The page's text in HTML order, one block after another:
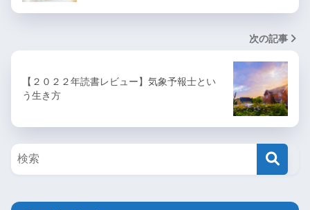
次の記事
【２０２２年読書レビュー】気象予報士とい
う生き方